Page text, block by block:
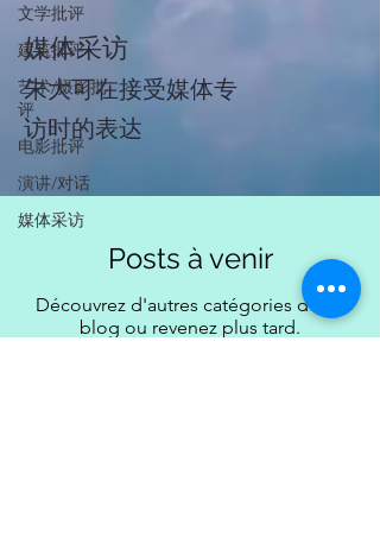
文学批评
建筑批评
艺术/摄影批
评
电影批评
演讲/对话
媒体采访
媒体采访
朱大可在接受媒体专
访时的表达
Posts à venir
Découvrez d'autres catégories de ce
blog ou revenez plus tard.